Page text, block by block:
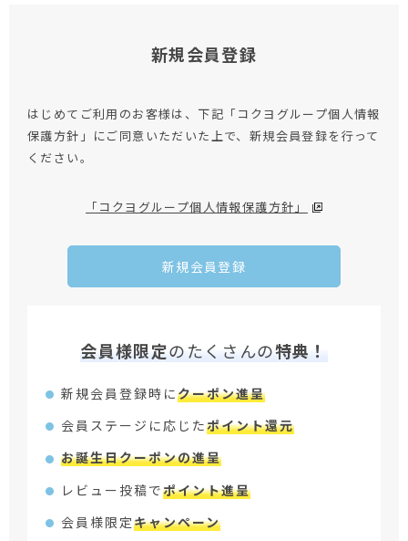
新規会員登録
はじめてご利用のお客様は、下記「コクヨグループ個人情報
保護方針」にご同意いただいた上で、新規会員登録を行って
ください。
「コクヨグループ個人情報保護方針」
新規会員登録
会員様限定のたくさんの特典！
新規会員登録時にクーポン進呈
会員ステージに応じたポイント還元
お誕生日クーポンの進呈
レビュー投稿でポイント進呈
会員様限定キャンペーン